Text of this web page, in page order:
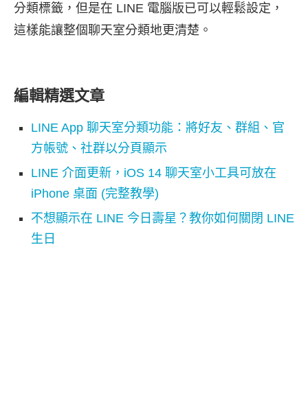
分類標籤，但是在 LINE 電腦版已可以輕鬆設定，
這樣能讓整個聊天室分類地更清楚。
編輯精選文章
LINE App 聊天室分類功能：將好友、群組、官
方帳號、社群以分頁顯示
LINE 介面更新，iOS 14 聊天室小工具可放在
iPhone 桌面 (完整教學)
不想顯示在 LINE 今日壽星？教你如何關閉 LINE
生日